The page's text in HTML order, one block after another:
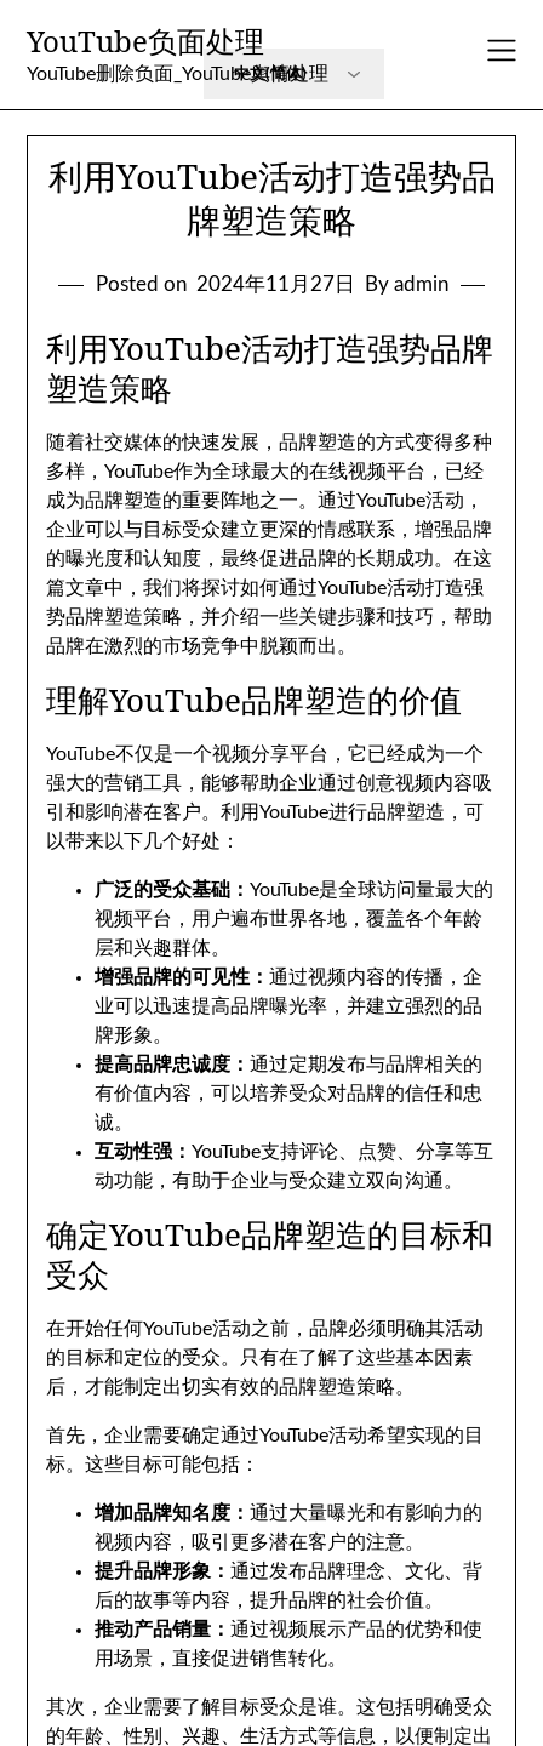
content
YouTube负面处理
YouTube删除负面_YouTube舆情处理
利用YouTube活动打造强势品
牌塑造策略
Posted on 2024年11月27日 By admin
利用YouTube活动打造强势品牌
塑造策略
随着社交媒体的快速发展，品牌塑造的方式变得多种
多样，YouTube作为全球最大的在线视频平台，已经
成为品牌塑造的重要阵地之一。通过YouTube活动，
企业可以与目标受众建立更深的情感联系，增强品牌
的曝光度和认知度，最终促进品牌的长期成功。在这
篇文章中，我们将探讨如何通过YouTube活动打造强
势品牌塑造策略，并介绍一些关键步骤和技巧，帮助
品牌在激烈的市场竞争中脱颖而出。
理解YouTube品牌塑造的价值
YouTube不仅是一个视频分享平台，它已经成为一个
强大的营销工具，能够帮助企业通过创意视频内容吸
引和影响潜在客户。利用YouTube进行品牌塑造，可
以带来以下几个好处：
广泛的受众基础：YouTube是全球访问量最大的
视频平台，用户遍布世界各地，覆盖各个年龄
层和兴趣群体。
增强品牌的可见性：通过视频内容的传播，企
业可以迅速提高品牌曝光率，并建立强烈的品
牌形象。
提高品牌忠诚度：通过定期发布与品牌相关的
有价值内容，可以培养受众对品牌的信任和忠
诚。
互动性强：YouTube支持评论、点赞、分享等互
动功能，有助于企业与受众建立双向沟通。
确定YouTube品牌塑造的目标和
受众
在开始任何YouTube活动之前，品牌必须明确其活动
的目标和定位的受众。只有在了解了这些基本因素
后，才能制定出切实有效的品牌塑造策略。
首先，企业需要确定通过YouTube活动希望实现的目
标。这些目标可能包括：
增加品牌知名度：通过大量曝光和有影响力的
视频内容，吸引更多潜在客户的注意。
提升品牌形象：通过发布品牌理念、文化、背
后的故事等内容，提升品牌的社会价值。
推动产品销量：通过视频展示产品的优势和使
用场景，直接促进销售转化。
其次，企业需要了解目标受众是谁。这包括明确受众
的年龄、性别、兴趣、生活方式等信息，以便制定出